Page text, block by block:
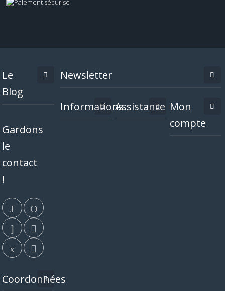
Le
Blog
Gardons
le
contact
!
Coordonnées
Newsletter
InformationsAssistance Mon
compte